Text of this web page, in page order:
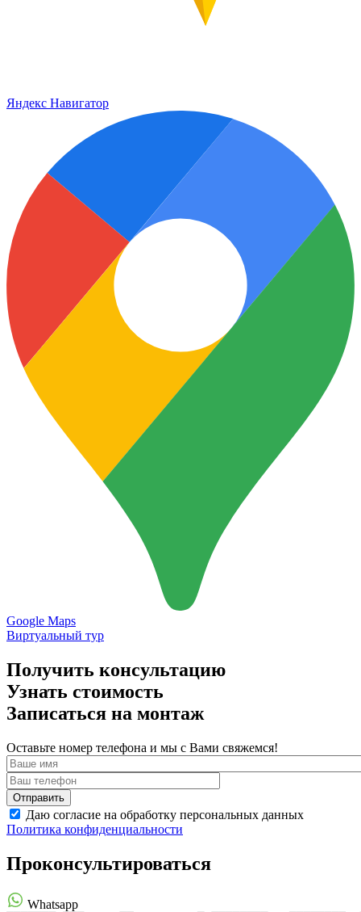
Яндекс Навигатор
Google Maps
Виртуальный тур
Получить консультацию
Узнать стоимость
Записаться на монтаж
Оставьте номер телефона и мы с Вами свяжемся!
Даю согласие на обработку персональных данных
Политика конфиденциальности
Проконсультироваться
Whatsapp